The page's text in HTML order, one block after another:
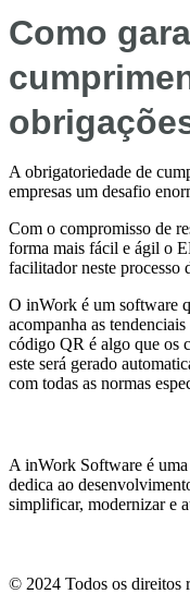
Como
A obrigatoriedade de
empresas um desafio
Com o compromisso de
forma mais fácil e ágil o
facilitador neste processo
O inWork é um software
acompanha as
código QR é algo que os
este será gerado
com todas as normas
A inWork Software é
dedica ao
simplificar, modernizar e
© 2024 Todos os direitos